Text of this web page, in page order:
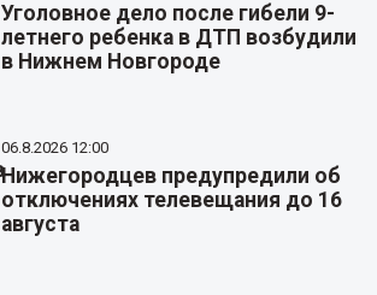
Уголовное дело после гибели 9-
летнего ребенка в ДТП возбудили
в Нижнем Новгороде
06.8.2026 12:00
Нижегородцев предупредили об
отключениях телевещания до 16
августа